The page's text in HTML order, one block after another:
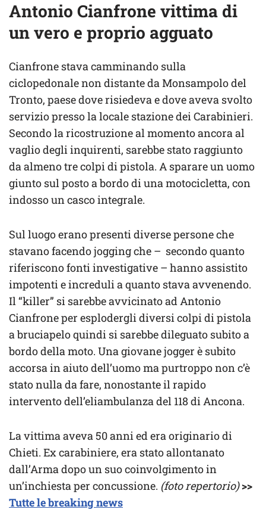
Antonio Cianfrone vittima di
un vero e proprio agguato
Cianfrone stava camminando sulla
ciclopedonale non distante da Monsampolo del
Tronto, paese dove risiedeva e dove aveva svolto
servizio presso la locale stazione dei Carabinieri.
Secondo la ricostruzione al momento ancora al
vaglio degli inquirenti, sarebbe stato raggiunto
da almeno tre colpi di pistola. A sparare un uomo
giunto sul posto a bordo di una motocicletta, con
indosso un casco integrale.
Sul luogo erano presenti diverse persone che
stavano facendo jogging che – secondo quanto
riferiscono fonti investigative – hanno assistito
impotenti e increduli a quanto stava avvenendo.
Il “killer” si sarebbe avvicinato ad Antonio
Cianfrone per esplodergli diversi colpi di pistola
a bruciapelo quindi si sarebbe dileguato subito a
bordo della moto. Una giovane jogger è subito
accorsa in aiuto dell’uomo ma purtroppo non c’è
stato nulla da fare, nonostante il rapido
intervento dell’eliambulanza del 118 di Ancona.
La vittima aveva 50 anni ed era originario di
Chieti. Ex carabiniere, era stato allontanato
dall’Arma dopo un suo coinvolgimento in
un’inchiesta per concussione. (foto repertorio) >>
Tutte le breaking news